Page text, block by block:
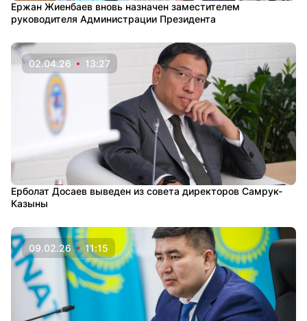
Ержан Жиенбаев вновь назначен заместителем
руководителя Администрации Президента
02.04.26 13:27
Ерболат Досаев выведен из совета директоров Самрук-
Казыны
09.02.26 11:15